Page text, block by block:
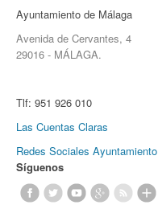
Ayuntamiento de Málaga
Avenida de Cervantes, 4
29016 - MÁLAGA.
Tlf: 951 926 010
Las Cuentas Claras
Redes Sociales Ayuntamiento
Síguenos